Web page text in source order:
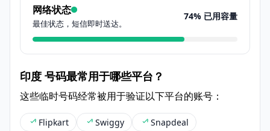
网络状态
最佳状态，短信即时送达。
74% 已用容量
印度 号码最常用于哪些平台？
这些临时号码经常被用于验证以下平台的账号：
Flipkart Swiggy
Snapdeal